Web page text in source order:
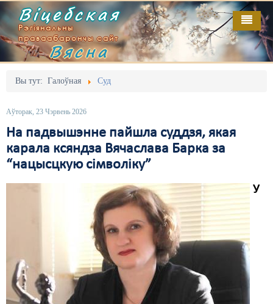
Віцебская
Рэгіянальны
праваабарончы сайт
Вясна
Вы тут: Галоўная Суд
Аўторак, 23 Чэрвень 2026
На падвышэнне пайшла суддзя, якая
карала ксяндза Вячаслава Барка за
“нацысцкую сімволіку”
У
Галоўная
Адміністрацыйны перасьлед
Безбар'ернае асяродзьдзе
Выбары
Карная псыхіятрыя
КПЧ ААН
Выданьні
Кантакт
Пра нас